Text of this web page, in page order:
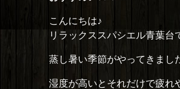
こんにちは♪
リラックススパシエル青葉台
蒸し暑い季節がやってきまし
湿度が高いとそれだけで疲れ